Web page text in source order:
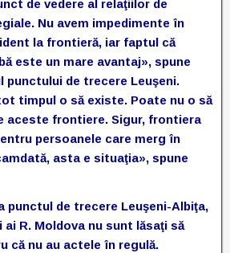
de vedere al relaţiilor de
Nu avem impedimente în
la frontieră, iar faptul că
este un mare avantaj», spune
punctului de trecere Leuşeni.
timpul o să existe. Poate nu o să
aceste frontiere. Sigur, frontiera
persoanele care merg în
asta e situaţia», spune
punctul de trecere Leuşeni-Albiţa,
ai R. Moldova nu sunt lăsaţi să
că nu au actele în regulă.